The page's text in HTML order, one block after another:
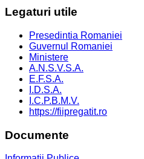
Legaturi utile
Presedintia Romaniei
Guvernul Romaniei
Ministere
A.N.S.V.S.A.
E.F.S.A.
I.D.S.A.
I.C.P.B.M.V.
https://fiipregatit.ro
Documente